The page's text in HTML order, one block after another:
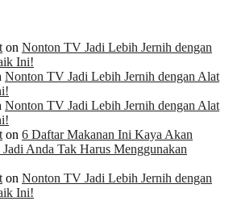
on Nonton TV Jadi Lebih Jernih dengan
Ini!
Nonton TV Jadi Lebih Jernih dengan Alat
Nonton TV Jadi Lebih Jernih dengan Alat
on 6 Daftar Makanan Ini Kaya Akan
Anda Tak Harus Menggunakan
on Nonton TV Jadi Lebih Jernih dengan
Ini!